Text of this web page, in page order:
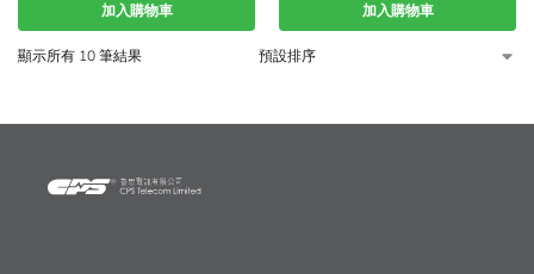
加入購物車 加入購物車
顯示所有 10 筆結果